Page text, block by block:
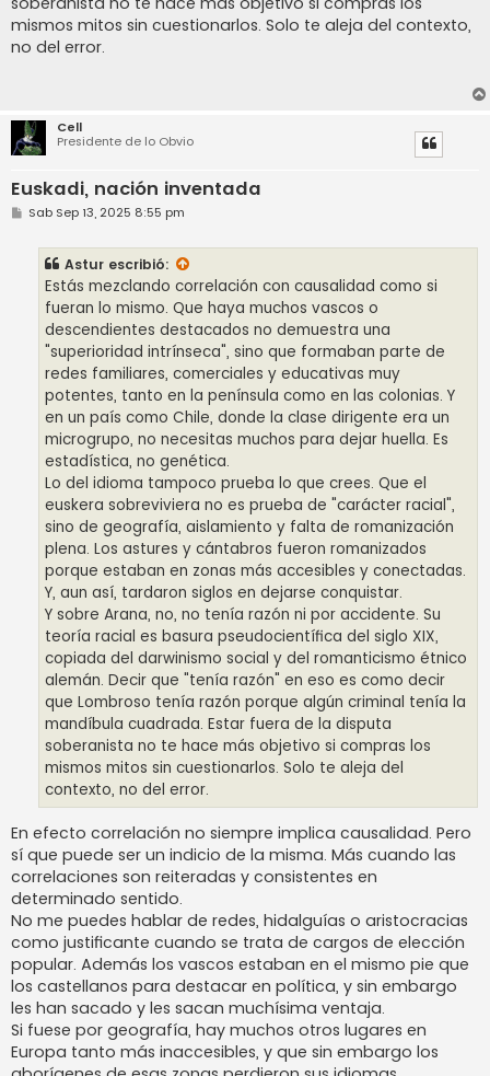
mismos mitos sin cuestionarlos. Solo te aleja del contexto,
no del error.
Cell
Presidente de lo Obvio
Euskadi, nación inventada
M
Sab Sep 13, 2025 8:55 pm
Astur escribió:
Estás mezclando correlación con causalidad como si
fueran lo mismo. Que haya muchos vascos o
descendientes destacados no demuestra una
"superioridad intrínseca", sino que formaban parte de
redes familiares, comerciales y educativas muy
potentes, tanto en la península como en las colonias. Y
en un país como Chile, donde la clase dirigente era un
microgrupo, no necesitas muchos para dejar huella. Es
estadística, no genética.
Lo del idioma tampoco prueba lo que crees. Que el
euskera sobreviviera no es prueba de "carácter racial",
sino de geografía, aislamiento y falta de romanización
plena. Los astures y cántabros fueron romanizados
porque estaban en zonas más accesibles y conectadas.
Y, aun así, tardaron siglos en dejarse conquistar.
Y sobre Arana, no, no tenía razón ni por accidente. Su
teoría racial es basura pseudocientífica del siglo XIX,
copiada del darwinismo social y del romanticismo étnico
alemán. Decir que "tenía razón" en eso es como decir
que Lombroso tenía razón porque algún criminal tenía la
mandíbula cuadrada. Estar fuera de la disputa
soberanista no te hace más objetivo si compras los
mismos mitos sin cuestionarlos. Solo te aleja del
contexto, no del error.
En efecto correlación no siempre implica causalidad. Pero
sí que puede ser un indicio de la misma. Más cuando las
correlaciones son reiteradas y consistentes en
determinado sentido.
No me puedes hablar de redes, hidalguías o aristocracias
como justificante cuando se trata de cargos de elección
popular. Además los vascos estaban en el mismo pie que
los castellanos para destacar en política, y sin embargo
les han sacado y les sacan muchísima ventaja.
Si fuese por geografía, hay muchos otros lugares en
Europa tanto más inaccesibles, y que sin embargo los